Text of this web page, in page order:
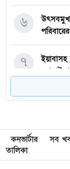
৬
৭
দ্বিতীয়
৮
স্টাফ
৯
কনভার্টার সব
তালিকা